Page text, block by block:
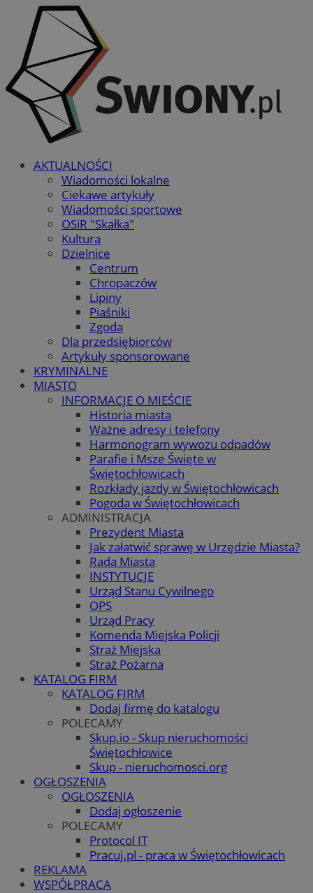
AKTUALNOŚCI
Wiadomości lokalne
Ciekawe artykuły
Wiadomości sportowe
OSiR "Skałka"
Kultura
Dzielnice
Centrum
Chropaczów
Lipiny
Piaśniki
Zgoda
Dla przedsiębiorców
Artykuły sponsorowane
KRYMINALNE
MIASTO
INFORMACJE O MIEŚCIE
Historia miasta
Ważne adresy i telefony
Harmonogram wywozu odpadów
Parafie i Msze Święte w
Świętochłowicach
Rozkłady jazdy w Świętochłowicach
Pogoda w Świętochłowicach
ADMINISTRACJA
Prezydent Miasta
Jak załatwić sprawę w Urzędzie Miasta?
Rada Miasta
INSTYTUCJE
Urząd Stanu Cywilnego
OPS
Urząd Pracy
Komenda Miejska Policji
Straż Miejska
Straż Pożarna
KATALOG FIRM
KATALOG FIRM
Dodaj firmę do katalogu
POLECAMY
Skup.io - Skup nieruchomości
Świętochłowice
Skup - nieruchomosci.org
OGŁOSZENIA
OGŁOSZENIA
Dodaj ogłoszenie
POLECAMY
Protocol IT
Pracuj.pl - praca w Świętochłowicach
REKLAMA
WSPÓŁPRACA